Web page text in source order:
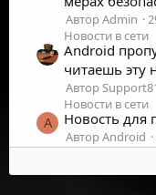
Автор Admin
Новости в сети
Android
читаешь эту
Автор
Новости в сети
A Новость для
Автор Android
Новости в сети